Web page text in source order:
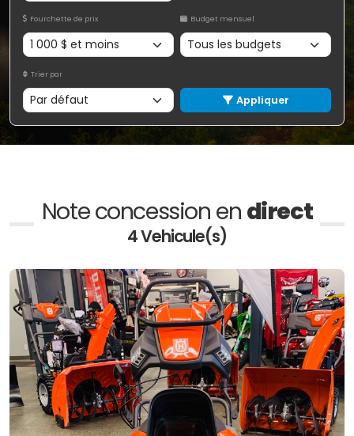
Fourchette de prix Budget mensuel
Trier par
Appliquer
Note concession en direct
4 Vehicule(s)
EN INVENTAIRE Neuf